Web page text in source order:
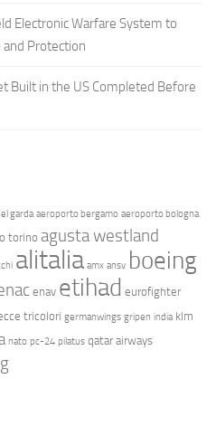
Electronic Warfare System to
Protection
Built in the US Completed Before
garda aeroporto bergamo aeroporto bologna
torino agusta westland
alitalia amx ansv boeing
enav etihad eurofighter
tricolori germanwings gripen india klm
nato pc-24 pilatus qatar airways